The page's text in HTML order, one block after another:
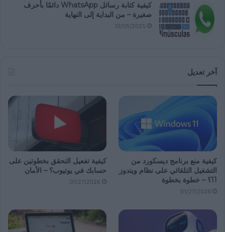
كيفية كتابة رسائل WhatsApp دائمًا بأحرف
صغيرة – من البداية إلى النهاية
10/05/2025
آخر تعديل
كيفية منع برنامج ديسكورد من
التشغيل التلقائي على نظام ويندوز
11؟ – خطوة بخطوة
01/27/2026
كيفية تفعيل التحقق بخطوتين على
حسابك في يوتيوب؟ – الأمان
01/27/2026